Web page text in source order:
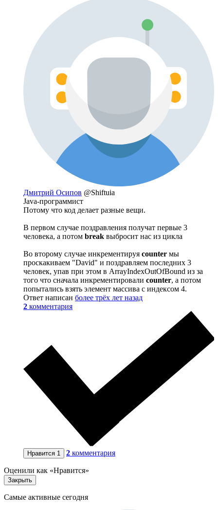
Дмитрий Осипов @Shiftuia
Java-программист
Потому что код делает разные вещи.
В первом случае поздравления получат первые 3
человека, а потом break выбросит нас из цикла
Во второму случае инкрементируя counter мы
проскакиваем "David" и поздравляем последних 3
человек, упав при этом в ArrayIndexOutOfBound из за
того что сначала инкрементировали counter, а потом
попытались взять элемент массива с индексом 4.
Ответ написан более трёх лет назад
2 комментария
Нравится 1 2 комментария
Оценили как «Нравится»
Закрыть
Самые активные сегодня